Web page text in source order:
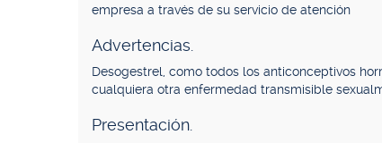
empresa a través de su servicio de atención
Advertencias.
Desogestrel, como todos los anticonceptivos
cualquiera otra enfermedad transmisible
Presentación.